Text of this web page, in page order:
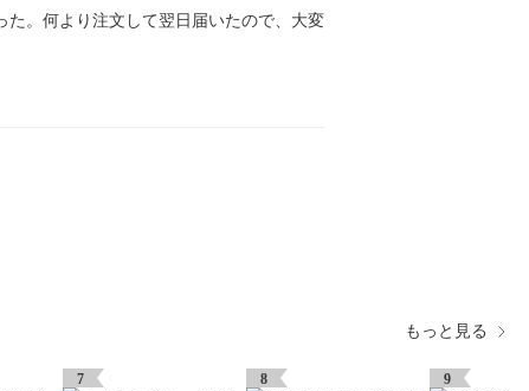
た。何より注文して翌日届いたので、大変
もっと見る
7 8 9